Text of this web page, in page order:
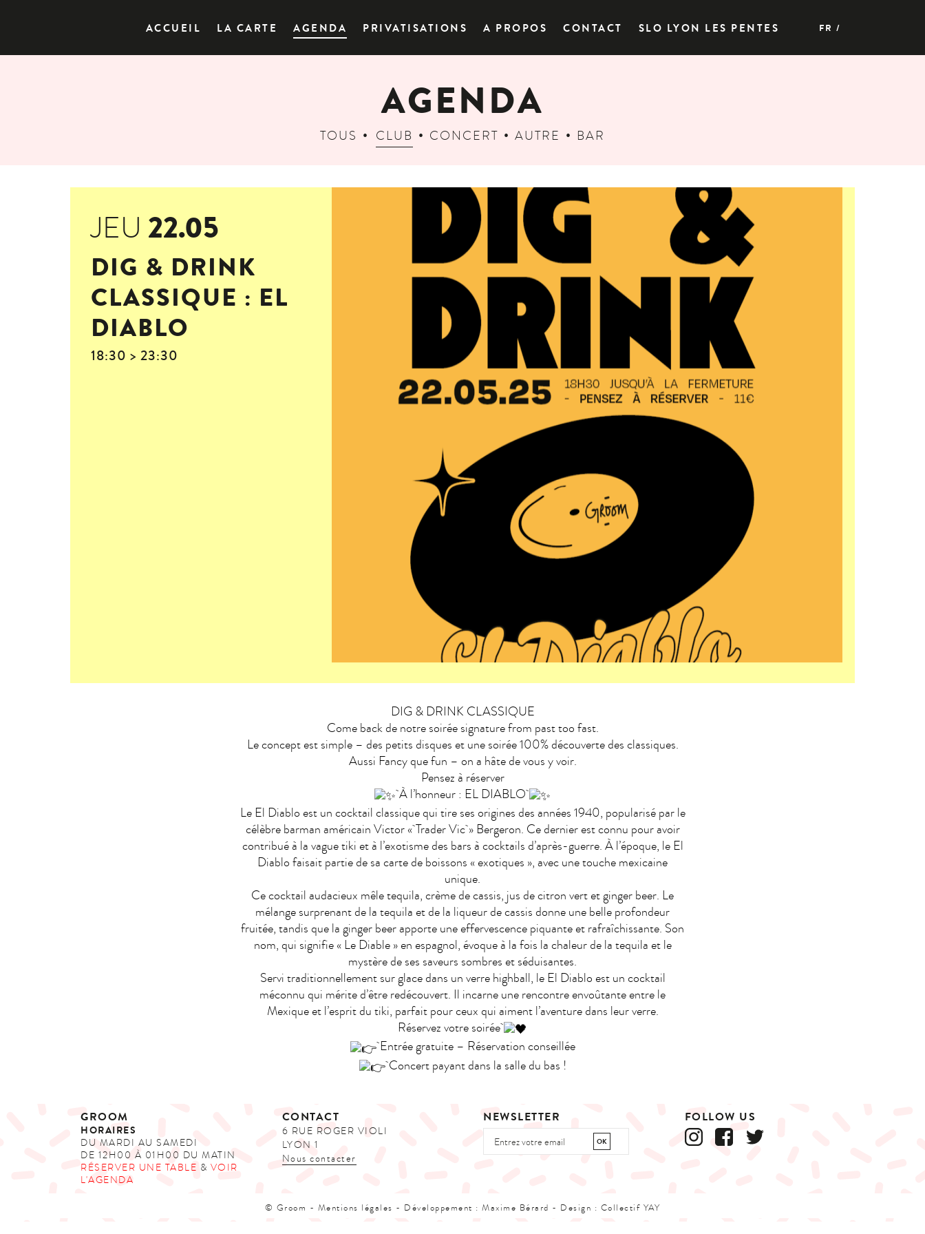
ACCUEIL LA CARTE AGENDA PRIVATISATIONS A PROPOS CONTACT SLO LYON LES PENTES FR
AGENDA
TOUS CLUB CONCERT AUTRE BAR
JEU 22.05
DIG & DRINK
CLASSIQUE : EL
DIABLO
18:30 > 23:30
DIG & DRINK CLASSIQUE
Come back de notre soirée signature from past too fast.
Le concept est simple – des petits disques et une soirée 100% découverte des classiques.
Aussi Fancy que fun – on a hâte de vous y voir.
Pensez à réserver
À l’honneur : EL DIABLO
Le El Diablo est un cocktail classique qui tire ses origines des années 1940, popularisé par le
célèbre barman américain Victor « Trader Vic » Bergeron. Ce dernier est connu pour avoir
contribué à la vague tiki et à l’exotisme des bars à cocktails d’après-guerre. À l’époque, le El
Diablo faisait partie de sa carte de boissons « exotiques », avec une touche mexicaine
unique.
Ce cocktail audacieux mêle tequila, crème de cassis, jus de citron vert et ginger beer. Le
mélange surprenant de la tequila et de la liqueur de cassis donne une belle profondeur
fruitée, tandis que la ginger beer apporte une effervescence piquante et rafraîchissante. Son
nom, qui signifie « Le Diable » en espagnol, évoque à la fois la chaleur de la tequila et le
mystère de ses saveurs sombres et séduisantes.
Servi traditionnellement sur glace dans un verre highball, le El Diablo est un cocktail
méconnu qui mérite d’être redécouvert. Il incarne une rencontre envoûtante entre le
Mexique et l’esprit du tiki, parfait pour ceux qui aiment l’aventure dans leur verre.
Réservez votre soirée
Entrée gratuite – Réservation conseillée
Concert payant dans la salle du bas !
GROOM
HORAIRES
DU MARDI AU SAMEDI
DE 12H00 À 01H00 DU MATIN
RÉSERVER UNE TABLE & VOIR
L'AGENDA
CONTACT
6 RUE ROGER VIOLI
LYON 1
Nous contacter
NEWSLETTER FOLLOW US
© Groom - Mentions légales - Développement :Maxime Bérard - Design : Collectif YAY